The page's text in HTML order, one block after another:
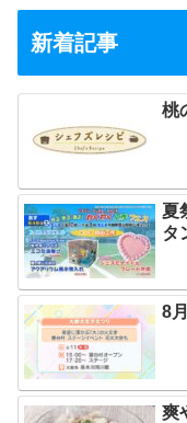
新着記事
桃
夏
タ
8
爽